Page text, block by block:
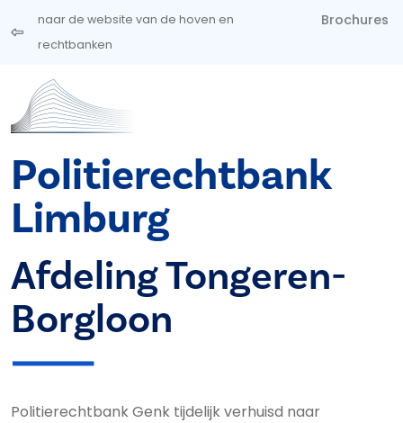
Overslaan en naar de inhoud gaan
naar de website van de hoven en
rechtbanken
Brochures
Politierechtbank
Limburg
Afdeling Tongeren-
Borgloon
Politierechtbank Genk tijdelijk verhuisd naar